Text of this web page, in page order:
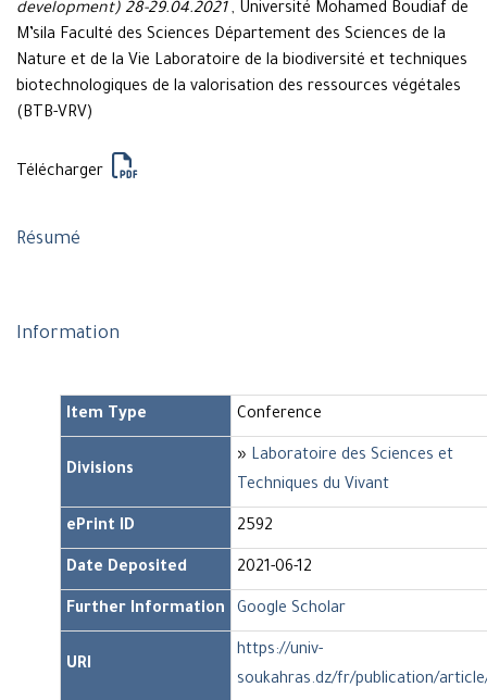
development) 28-29.04.2021, Université Mohamed Boudiaf de
M’sila Faculté des Sciences Département des Sciences de la
Nature et de la Vie Laboratoire de la biodiversité et techniques
biotechnologiques de la valorisation des ressources végétales
(BTB-VRV)
Télécharger
Résumé
Information
Item Type Conference
Divisions
» Laboratoire des Sciences et
Techniques du Vivant
ePrint ID 2592
Date Deposited 2021-06-12
Further Information Google Scholar
URI
https://univ-
soukahras.dz/fr/publication/